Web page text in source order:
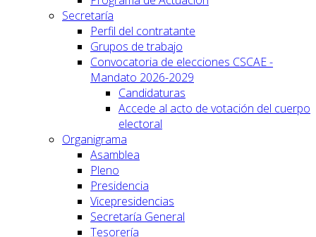
Secretaría
Perfil del contratante
Grupos de trabajo
Convocatoria de elecciones CSCAE -
Mandato 2026-2029
Candidaturas
Accede al acto de votación del cuerpo
electoral
Organigrama
Asamblea
Pleno
Presidencia
Vicepresidencias
Secretaría General
Tesorería